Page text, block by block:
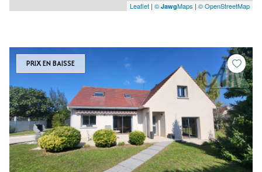
Leaflet | © JawgMaps | © OpenStreetMap
PRIX EN BAISSE